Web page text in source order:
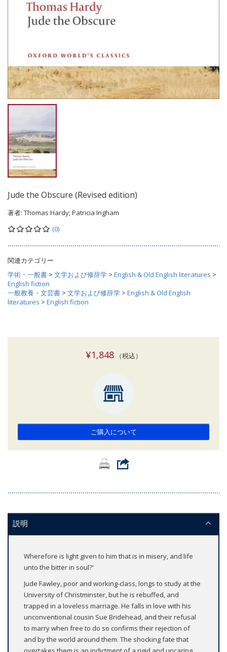
Jude the Obscure (Revised edition)
著者: Thomas Hardy; Patricia Ingham
(0)
関連カテゴリー
学術・一般書 > 文学および修辞学 > English & Old English literatures >
English fiction
一般教養・文芸書 > 文学および修辞学 > English & Old English
literatures > English fiction
¥1,848（税込）
ご購入について
説明
Wherefore is light given to him that is in misery, and life
unto the bitter in soul?'
Jude Fawley, poor and working-class, longs to study at the
University of Christminster, but he is rebuffed, and
trapped in a loveless marriage. He falls in love with his
unconventional cousin Sue Bridehead, and their refusal
to marry when free to do so confirms their rejection of
and by the world around them. The shocking fate that